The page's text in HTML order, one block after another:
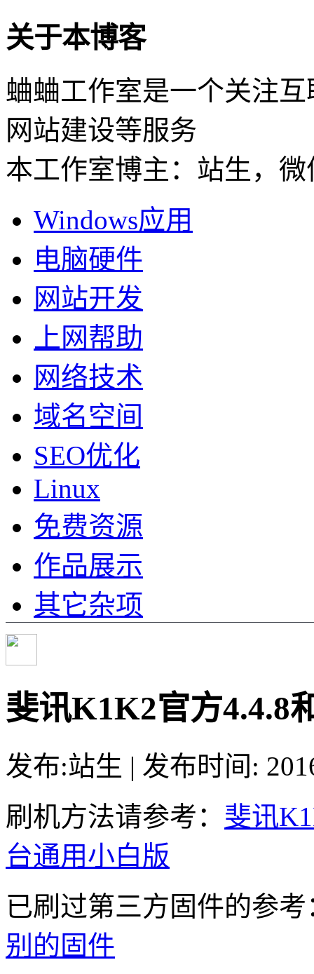
关于本博客
蛐蛐工作室是一个关注
网站建设等服务
本工作室博主：站生，微
Windows应用
电脑硬件
网站开发
上网帮助
网络技术
域名空间
SEO优化
Linux
免费资源
作品展示
其它杂项
斐讯K1K2官方4.4.8
发布:站生 | 发布时间:
刷机方法请参考： 斐讯
台通用小白版
已刷过第三方固件的参考
别的固件